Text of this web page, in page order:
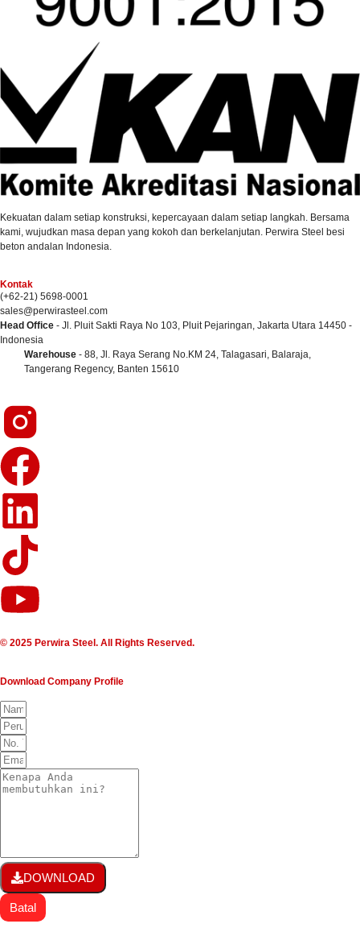
Kekuatan dalam setiap konstruksi, kepercayaan dalam setiap langkah. Bersama
kami, wujudkan masa depan yang kokoh dan berkelanjutan. Perwira Steel besi
beton andalan Indonesia.
Kontak
(+62-21) 5698-0001
sales@perwirasteel.com
Head Office - Jl. Pluit Sakti Raya No 103, Pluit Pejaringan, Jakarta Utara 14450 -
Indonesia
Warehouse - 88, Jl. Raya Serang No.KM 24, Talagasari, Balaraja,
Tangerang Regency, Banten 15610
© 2025 Perwira Steel. All Rights Reserved.
Download Company Profile
DOWNLOAD
Batal